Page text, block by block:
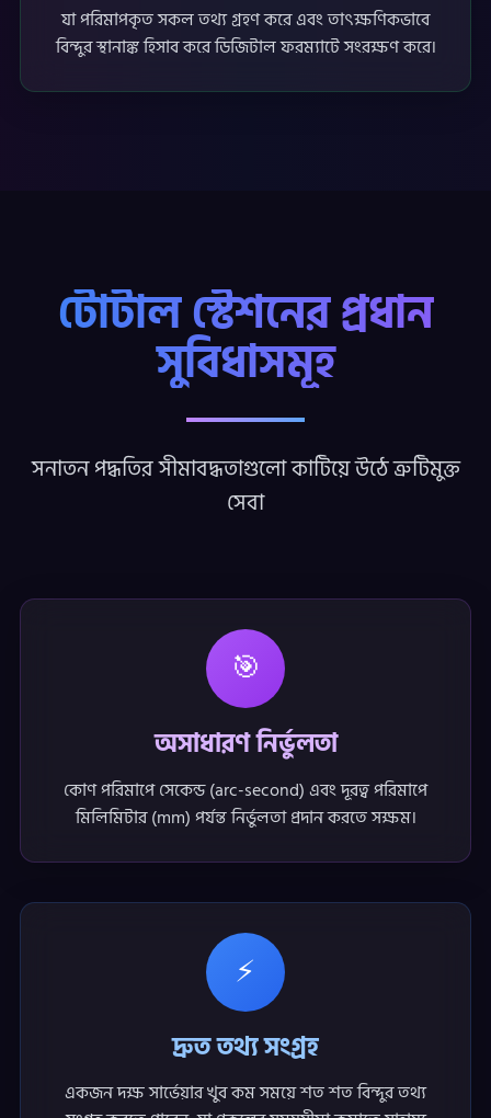
যা পরিমাপকৃত সকল তথ্য গ্রহণ করে এবং তাৎক্ষণিকভাবে
বিন্দুর স্থানাঙ্ক হিসাব করে ডিজিটাল ফরম্যাটে সংরক্ষণ করে।
টোটাল স্টেশনের প্রধান
সুবিধাসমূহ
সনাতন পদ্ধতির সীমাবদ্ধতাগুলো কাটিয়ে উঠে ত্রুটিমুক্ত
সেবা
🎯
অসাধারণ নির্ভুলতা
কোণ পরিমাপে সেকেন্ড (arc-second) এবং দূরত্ব পরিমাপে
মিলিমিটার (mm) পর্যন্ত নির্ভুলতা প্রদান করতে সক্ষম।
⚡
দ্রুত তথ্য সংগ্রহ
একজন দক্ষ সার্ভেয়ার খুব কম সময়ে শত শত বিন্দুর তথ্য